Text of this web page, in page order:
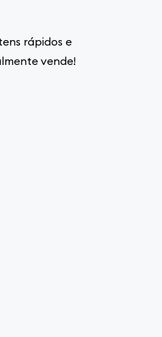
rápidos e
vende!